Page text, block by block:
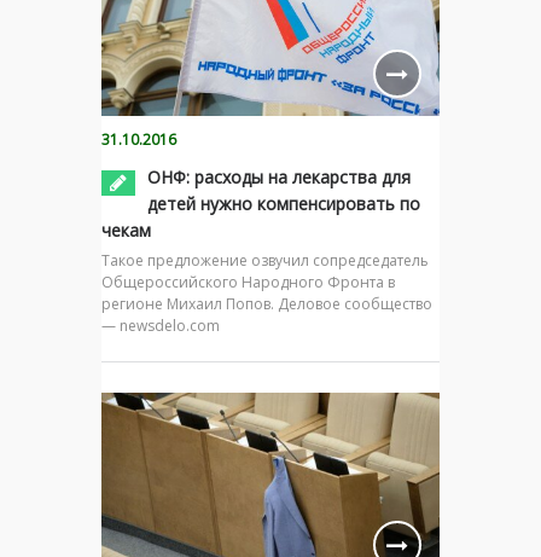
31.10.2016
ОНФ: расходы на лекарства для
детей нужно компенсировать по
чекам
Такое предложение озвучил сопредседатель
Общероссийского Народного Фронта в
регионе Михаил Попов. Деловое сообщество
— newsdelo.com